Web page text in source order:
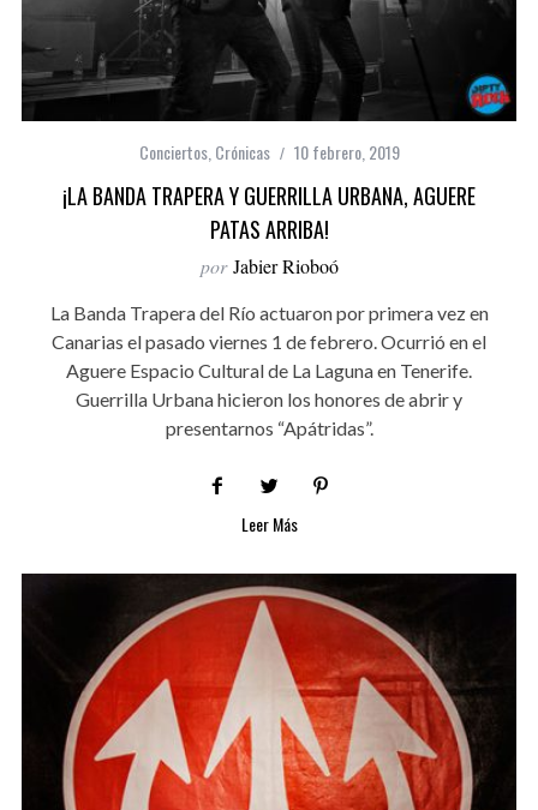
Conciertos, Crónicas 10 febrero, 2019
¡LA BANDA TRAPERA Y GUERRILLA URBANA, AGUERE
PATAS ARRIBA!
por Jabier Rioboó
La Banda Trapera del Río actuaron por primera vez en
Canarias el pasado viernes 1 de febrero. Ocurrió en el
Aguere Espacio Cultural de La Laguna en Tenerife.
Guerrilla Urbana hicieron los honores de abrir y
presentarnos “Apátridas”.
Leer Más